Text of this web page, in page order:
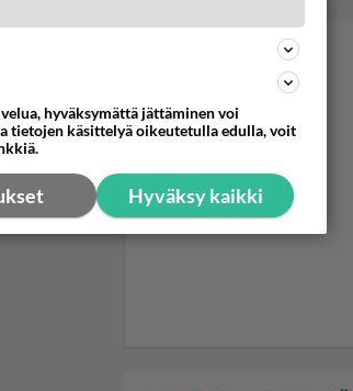
ja
hyväksymättä jättäminen voi
tietojen käsittelyä oikeutetulla edulla, voit
Hyväksy kaikki